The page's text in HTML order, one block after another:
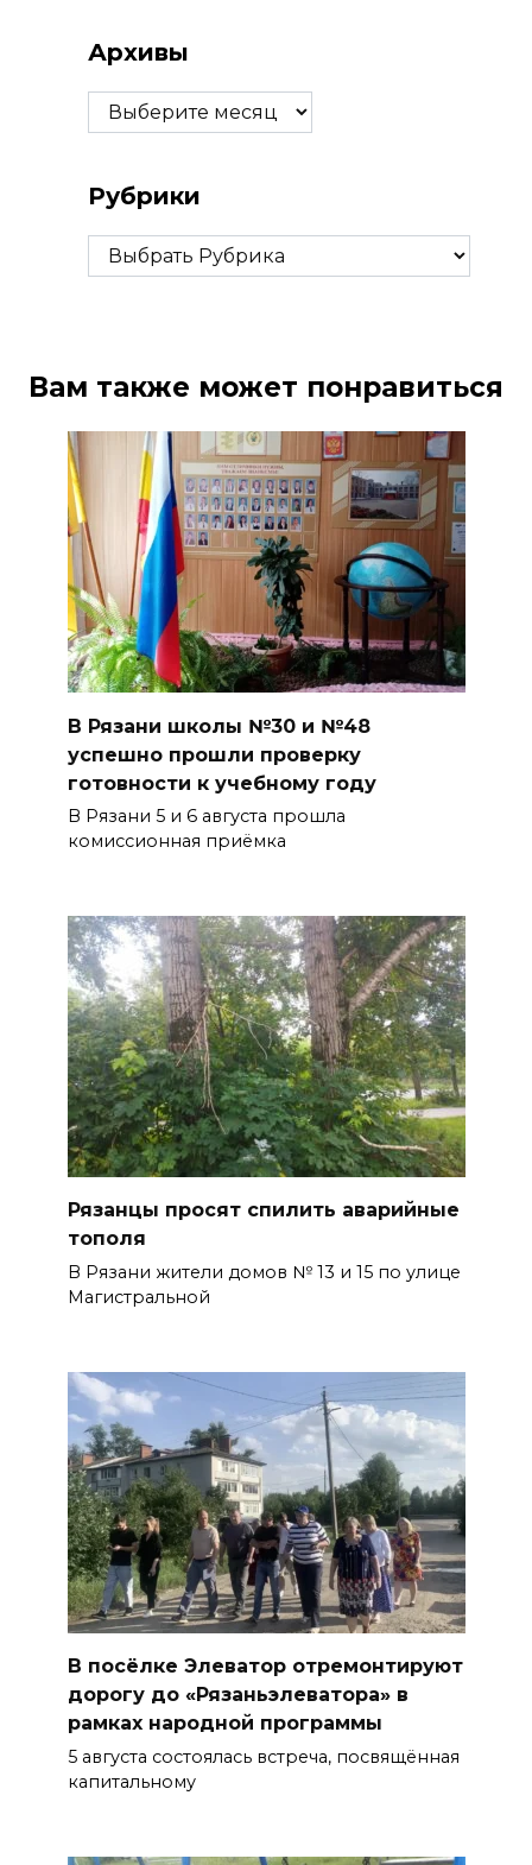
Архивы
Архивы
Рубрики
Рубрики
Вам также может понравиться
В Рязани школы №30 и №48
успешно прошли проверку
готовности к учебному году
В Рязани 5 и 6 августа прошла
комиссионная приёмка
Рязанцы просят спилить аварийные
тополя
В Рязани жители домов № 13 и 15 по улице
Магистральной
В посёлке Элеватор отремонтируют
дорогу до «Рязаньэлеватора» в
рамках народной программы
5 августа состоялась встреча, посвящённая
капитальному